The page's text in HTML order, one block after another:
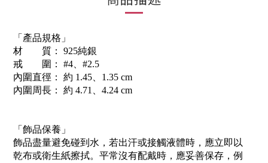
「產品規格」
材 質： 925純銀
戒 圍： #4、#2.5
內圍直徑： 約 1.45、1.35 cm
內圍周長： 約 4.71、4.24 cm
「飾品保養」
飾品盡量避免碰到水，若出汗或接觸液體時，應立即以
乾布或衛生紙擦拭。平常沒有配戴時，應妥善保存，例